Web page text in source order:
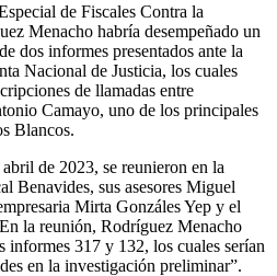
de Fiscales Contra la
Menacho habría desempeñado un
dos informes presentados ante la
Nacional de Justicia, los cuales
de llamadas entre
Camayo, uno de los principales
Blancos.
de 2023, se reunieron en la
Benavides, sus asesores Miguel
Mirta Gonzáles Yep y el
la reunión, Rodríguez Menacho
informes 317 y 132, los cuales serían
en la investigación preliminar”.